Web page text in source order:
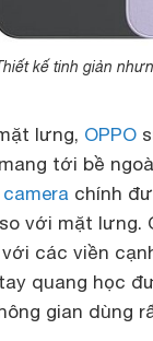
kế tinh giản
lưng, OPPO
tới bề
camera chính
với mặt lưng.
các viền
quang học
gian dùng